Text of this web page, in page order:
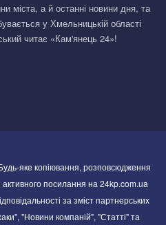
міста, а й останні новини дня, та
у Хмельницькій області
читає «Кам'янець 24»!
яке копіювання, розповсюдження
активного посилання на 24kp.com.ua
за зміст партнерських
"Новини компаній", "Статті" та